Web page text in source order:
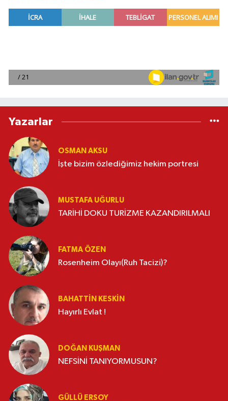
Yazarlar
OSMAN AKSU
İşte bizim özlediğimiz hekim portresi
MUSTAFA UĞURLU
TARİHİ DOKU TURİZME KAZANDIRILMALI
FATMA ÖZEN
Rosenheim Olayı(Ruh Tacizi)?
BAHATTIN KESKİN
Hayırlı Evlat !
DOĞAN KUŞMAN
NEFSİNİ TANIYORMUSUN?
GÜLLÜ ERSOY